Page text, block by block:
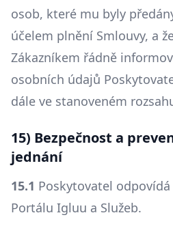
osob, které mu byly
účelem plnění Smlouvy, a
Zákazníkem řádně
osobních údajů
dále ve stanoveném
15) Bezpečnost a
jednání
15.1 Poskytovatel odpovídá
Portálu Igluu a Služeb.